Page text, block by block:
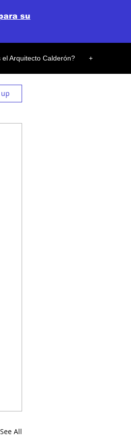
el Arquitecto Calderón? +
su
See All